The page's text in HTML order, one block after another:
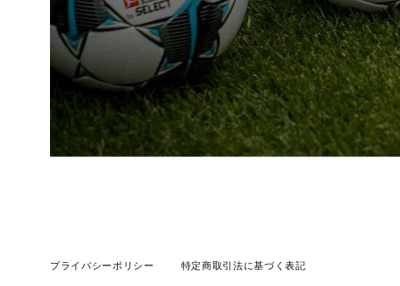
プライバシーポリシー 特定商取引法に基づく表記